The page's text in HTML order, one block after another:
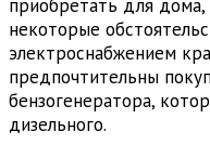
приобретать для
некоторые
электроснабжением
предпочтительны
бензогенератора,
дизельного.